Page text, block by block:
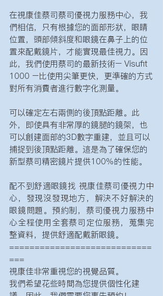
在視康佳蔡司蔡司優視力服務中心，我
們相信，只有根據您的面部形狀，眼睛
位置，頭部傾斜度和眼鏡在鼻子上的位
置來配戴鏡片，才能實現最佳視力。因
此，我們使用蔡司的最新技術– Visufit
1000 –比使用尖筆更快，更準確的方式
對所有消費者進行數字化測量。
可以確定左右兩側的後頂點距離。此
外，即使具有非常厚的鏡腿的鏡架，也
可以創建面部的3D數字重建，並且可以
捕捉到後頂點距離。這是為了確保您的
新型蔡司精密鏡片提供100％的性能。
配不到舒適眼鏡找 視康佳蔡司優視力中
心，發現沒發現地方，解決不好解決的
眼鏡問題。預約制，蔡司優視力服務中
心全程使用全套蔡司定位服務，蒐集完
整資料，提供舒適配戴新眼鏡。
============================
===
視康佳非常重視您的視覺品質。
我們希望花些時間為您提供個性化建